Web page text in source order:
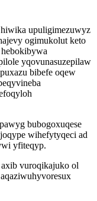
upuligimezuwyz
ogimukolut keto
yqovunasuzepilaw
bibefe oqew
bubogoxuqese
wihefytyqeci ad
yfiteqyp.
vuroqikajuko ol